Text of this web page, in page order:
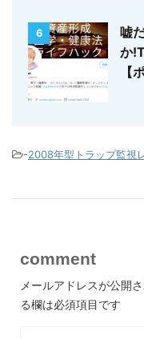
6
嘘
か
【
-2008年型トラップ監視
comment
メールアドレスが公開
る欄は必須項目です